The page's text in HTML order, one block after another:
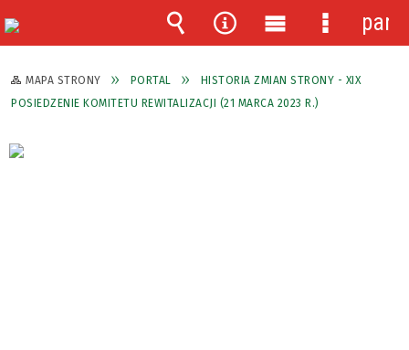
MAPA STRONY PORTAL
HISTORIA ZMIAN STRONY - XIX
POSIEDZENIE KOMITETU REWITALIZACJI (21 MARCA 2023 R.)
Wyszukiwarka
Narzędzia
Menu
główne
Menu